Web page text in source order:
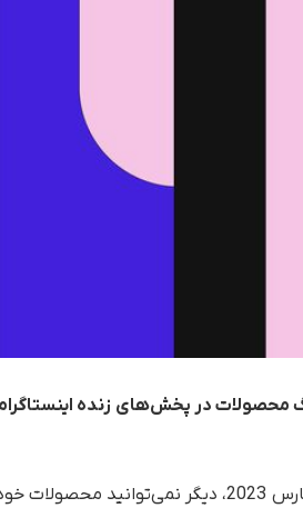
محصولات در پخش‌های زنده
در صفحه پشتیبانی اینستاگرام نوشت: از 16 مارس 2023، دیگر نمی‌توانید محصولات